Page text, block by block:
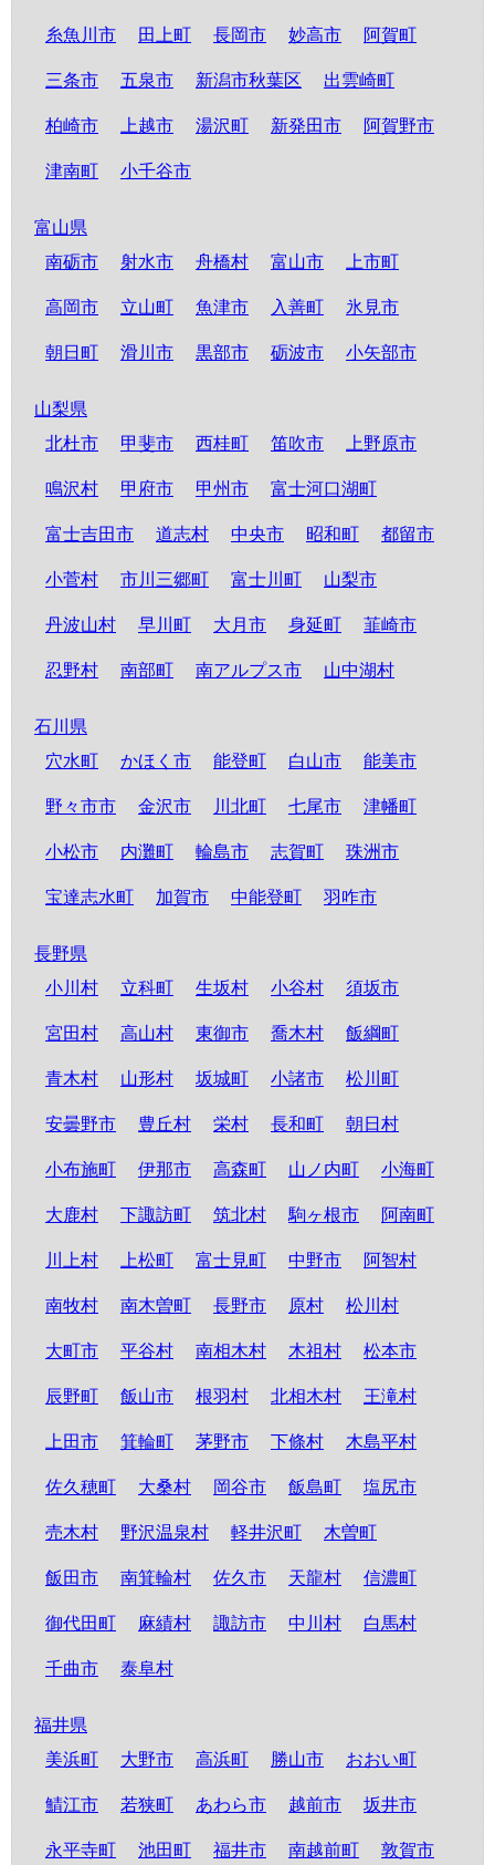
糸魚川市 田上町 長岡市 妙高市 阿賀町
三条市 五泉市 新潟市秋葉区 出雲崎町
柏崎市 上越市 湯沢町 新発田市 阿賀野市
津南町 小千谷市
富山県
南砺市
射水市 舟橋村 富山市 上市町
高岡市 立山町 魚津市 入善町 氷見市
朝日町 滑川市 黒部市 砺波市 小矢部市
山梨県
北杜市
甲斐市 西桂町 笛吹市 上野原市
鳴沢村 甲府市 甲州市 富士河口湖町
富士吉田市 道志村 中央市 昭和町 都留市
小菅村 市川三郷町 富士川町 山梨市
丹波山村 早川町 大月市 身延町 韮崎市
忍野村 南部町 南アルプス市 山中湖村
石川県
穴水町
かほく市 能登町 白山市 能美市
野々市市 金沢市 川北町 七尾市 津幡町
小松市 内灘町 輪島市 志賀町 珠洲市
宝達志水町 加賀市 中能登町 羽咋市
長野県
小川村
立科町 生坂村 小谷村 須坂市
宮田村 高山村 東御市 喬木村 飯綱町
青木村 山形村 坂城町 小諸市 松川町
安曇野市 豊丘村 栄村 長和町 朝日村
小布施町 伊那市 高森町 山ノ内町 小海町
大鹿村 下諏訪町 筑北村 駒ヶ根市 阿南町
川上村 上松町 富士見町 中野市 阿智村
南牧村 南木曽町 長野市 原村 松川村
大町市 平谷村 南相木村 木祖村 松本市
辰野町 飯山市 根羽村 北相木村 王滝村
上田市 箕輪町 茅野市 下條村 木島平村
佐久穂町 大桑村 岡谷市 飯島町 塩尻市
売木村 野沢温泉村 軽井沢町 木曽町
飯田市 南箕輪村 佐久市 天龍村 信濃町
御代田町 麻績村 諏訪市 中川村 白馬村
千曲市 泰阜村
福井県
美浜町
大野市 高浜町 勝山市 おおい町
鯖江市 若狭町 あわら市 越前市 坂井市
永平寺町 池田町 福井市 南越前町 敦賀市